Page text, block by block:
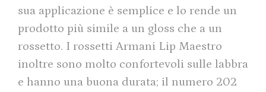
sua applicazione è semplice e lo rende un
prodotto più simile a un gloss che a un
rossetto. I rossetti Armani Lip Maestro
inoltre sono molto confortevoli sulle labbra
e hanno una buona durata; il numero 202